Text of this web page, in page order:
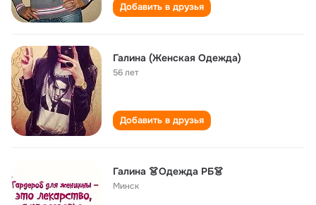
Добавить в друзья
Галина (Женская Одежда)
56 лет
Добавить в друзья
Галина 👗Одежда РБ👗
Минск